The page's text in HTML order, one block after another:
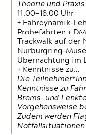
Theorie und Praxis
11.00—16.00 Uhr
+ Fahrdynamik-
Probefahrten +
Trackwalk auf der
Nürburgring-
Übernachtung im
+ Kenntnisse zu…
Die
Kenntnisse zu
Brems- und
Vorgehensweise
Zudem werden
Notfallsituationen